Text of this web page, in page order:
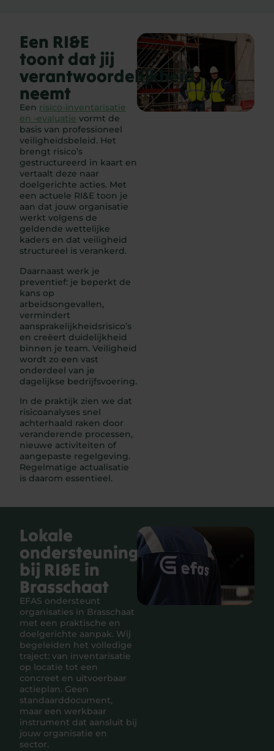
Een RI&E
toont dat jij
verantwoordelijkheid
neemt
Een risico-inventarisatie
en -evaluatie vormt de
basis van professioneel
veiligheidsbeleid. Het
brengt risico’s
gestructureerd in kaart en
vertaalt deze naar
doelgerichte acties. Met
een actuele RI&E toon je
aan dat jouw organisatie
werkt volgens de
geldende wettelijke
kaders en dat veiligheid
structureel is verankerd.
Daarnaast werk je
preventief: je beperkt de
kans op
arbeidsongevallen,
vermindert
aansprakelijkheidsrisico’s
en creëert duidelijkheid
binnen je team. Veiligheid
wordt zo een vast
onderdeel van je
dagelijkse bedrijfsvoering.
In de praktijk zien we dat
risicoanalyses snel
achterhaald raken door
veranderende processen,
nieuwe activiteiten of
aangepaste regelgeving.
Regelmatige actualisatie
is daarom essentieel.
Lokale
ondersteuning
bij RI&E in
Brasschaat
EFAS ondersteunt
organisaties in Brasschaat
met een praktische en
doelgerichte aanpak. Wij
begeleiden het volledige
traject: van inventarisatie
op locatie tot een
concreet en uitvoerbaar
actieplan. Geen
standaarddocument,
maar een werkbaar
instrument dat aansluit bij
jouw organisatie en
sector.